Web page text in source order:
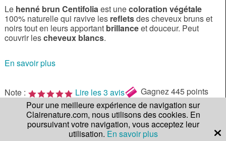
Le henné brun Centifoliaest unecoloration végétale
100% naturelle qui ravive les refletsdes cheveux bruns et
noirs tout en leurs apportant brillanceet douceur. Peut
couvrir lescheveux blancs.
En savoir plus
Note : Lire les 3 avis Gagnez445 points
de fidélité !
44,50 €
Qté.
Pour une meilleure expérience de navigation sur
Clairenature.com, nous utilisons des cookies. En
poursuivant votre navigation, vous acceptez leur
utilisation. En savoir plus